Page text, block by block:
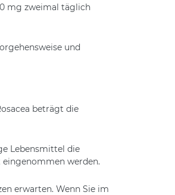
mg zweimal täglich
und
beträgt die
Lebensmittel die
werden.
erwarten. Wenn Sie im